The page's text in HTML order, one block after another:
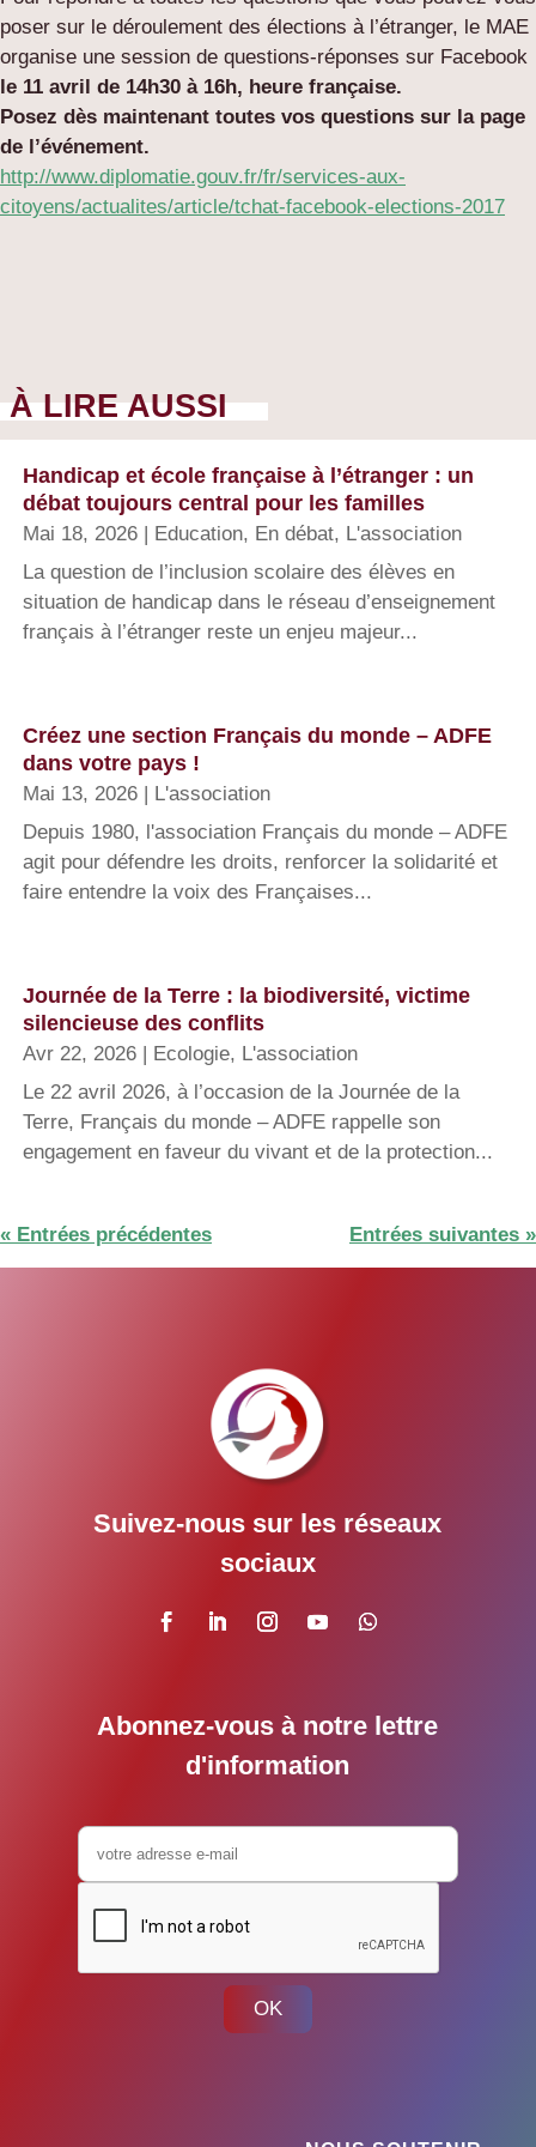
poser sur le déroulement des élections à l’étranger, le MAE
organise une session de questions-réponses sur Facebook
le 11 avril de 14h30 à 16h, heure française.
Posez dès maintenant toutes vos questions sur la page
de l’événement.
http://www.diplomatie.gouv.fr/fr/services-aux-
citoyens/actualites/article/tchat-facebook-elections-2017
À LIRE AUSSI
Handicap et école française à l’étranger : un
débat toujours central pour les familles
Mai 18, 2026 Education, En débat, L'association
La question de l’inclusion scolaire des élèves en
situation de handicap dans le réseau d’enseignement
français à l’étranger reste un enjeu majeur...
Créez une section Français du monde – ADFE
dans votre pays !
Mai 13, 2026
L'association
Depuis 1980, l'association Français du monde – ADFE
agit pour défendre les droits, renforcer la solidarité et
faire entendre la voix des Françaises...
Journée de la Terre : la biodiversité, victime
silencieuse des conflits
Avr 22, 2026 Ecologie, L'association
Le 22 avril 2026, à l’occasion de la Journée de la
Terre, Français du monde – ADFE rappelle son
engagement en faveur du vivant et de la protection...
« Entrées précédentes Entrées suivantes »
Suivez-nous sur les réseaux
sociaux
Abonnez-vous à notre lettre
d'information
OK